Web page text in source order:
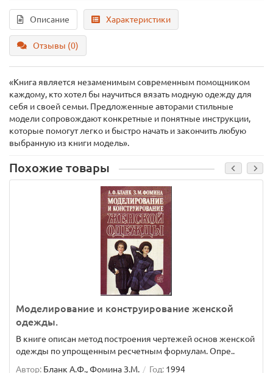
Описание Характеристики
Отзывы (0)
«Книга является незаменимым современным помощником
каждому, кто хотел бы научиться вязать модную одежду для
себя и своей семьи. Предложенные авторами стильные
модели сопровождают конкретные и понятные инструкции,
которые помогут легко и быстро начать и закончить любую
выбранную из книги модель».
Похожие товары
Моделирование и конструирование женской
одежды.
В книге описан метод построения чертежей основ женской
одежды по упрощенным ресчетным формулам. Опре..
Автор: Бланк А.Ф., Фомина З.М. Год: 1994